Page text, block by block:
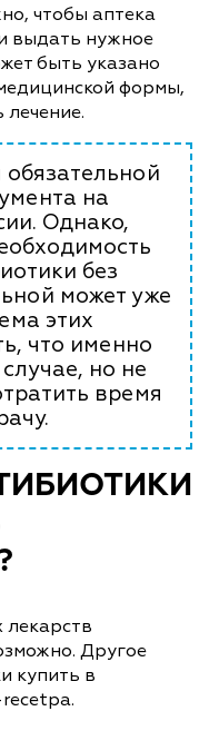
чтобы аптека
выдать нужное
быть указано
формы,
на
Однако,
без
может уже
этих
что именно
но не
время
Другое
купить в